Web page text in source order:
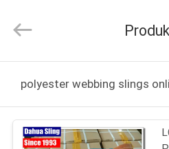
PRODUKTE
Rights
by
polyester webbing slings